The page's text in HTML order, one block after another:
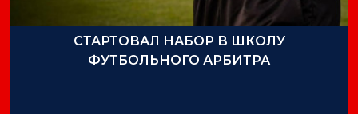
СТАРТОВАЛ НАБОР В ШКОЛУ
ФУТБОЛЬНОГО АРБИТРА